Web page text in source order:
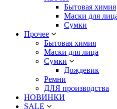
Бытовая химия
Маски для
Сумки
Прочее
Бытовая химия
Маски для лица
Сумки
Дождевик
Ремни
ДЛЯ производства
НОВИНКИ
SALE